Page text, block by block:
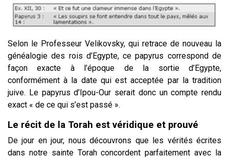
Selon le Professeur Velikovsky, qui retrace de nouveau la
généalogie des rois d’Egypte, ce papyrus correspond de
façon exacte à l’époque de la sortie d’Egypte,
conformément à la date qui est acceptée par la tradition
juive. Le papyrus d’Ipou-Our serait donc un compte rendu
exact « de ce qui s’est passé ».
Le récit de la Torah est véridique et prouvé
De jour en jour, nous découvrons que les vérités écrites
dans notre sainte Torah concordent parfaitement avec la